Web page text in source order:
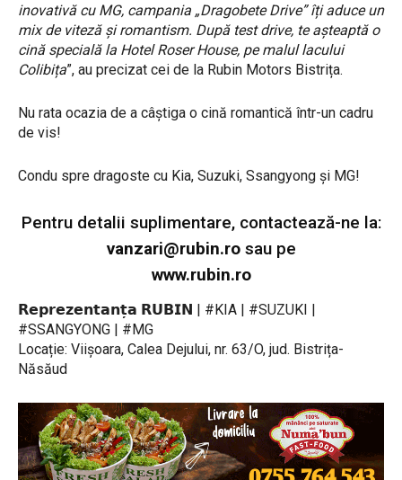
inovativă cu MG, campania „Dragobete Drive” îți aduce un
mix de viteză și romantism. După test drive, te așteaptă o
cină specială la Hotel Roser House, pe malul lacului
Colibița”, au precizat cei de la Rubin Motors Bistrița.
Nu rata ocazia de a câștiga o cină romantică într-un cadru
de vis!
Condu spre dragoste cu Kia, Suzuki, Ssangyong și MG!
Pentru detalii suplimentare, contactează-ne la:
vanzari@rubin.rosau pe
www.rubin.ro
𝗥𝗲𝗽𝗿𝗲𝘇𝗲𝗻𝘁𝗮𝗻𝘁̦𝗮 𝗥𝗨𝗕𝗜𝗡 | #KIA | #SUZUKI |
#SSANGYONG | #MG
Locație: Viișoara, Calea Dejului, nr. 63/O, jud. Bistrița-
Năsăud